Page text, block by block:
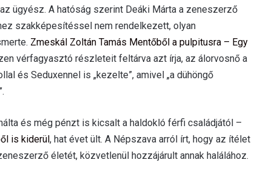
ügyész. A hatóság szerint Deáki Márta a zeneszerző
szakképesítéssel nem rendelkezett, olyan
Zmeskál Zoltán Tamás Mentőből a pulpitusra – Egy
vérfagyasztó részleteit feltárva azt írja, az álorvosnő a
és Seduxennel is „kezelte”, amivel „a dühöngő
és még pénzt is kicsalt a haldokló férfi családjától –
is kiderül , hat évet ült. A Népszava arról írt, hogy az ítélet
életét, közvetlenül hozzájárult annak halálához.